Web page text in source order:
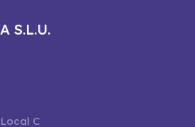
S.L.U.
C